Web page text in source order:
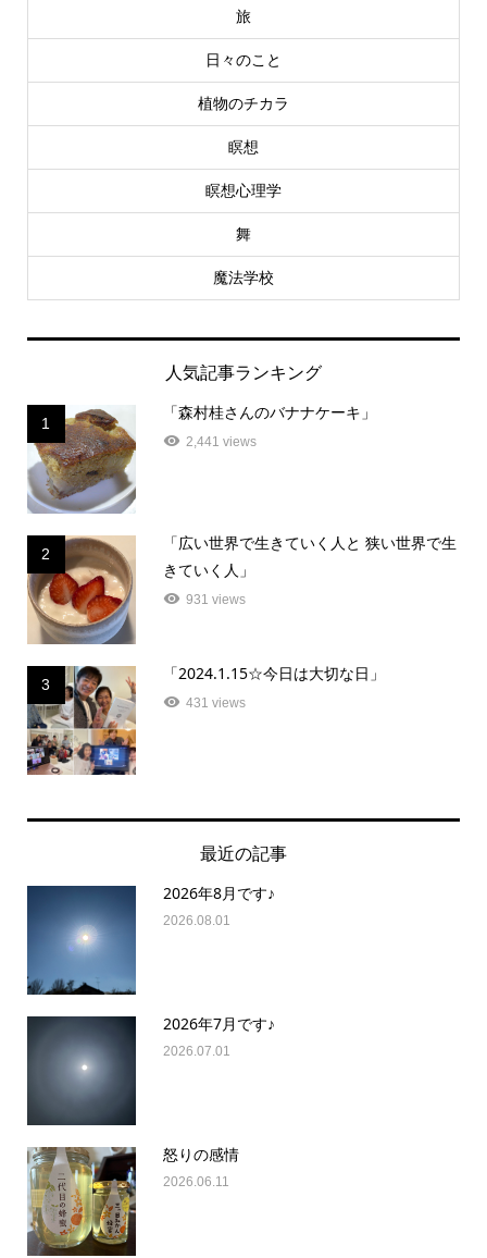
旅
日々のこと
植物のチカラ
瞑想
瞑想心理学
舞
魔法学校
人気記事ランキング
1
「森村桂さんのバナナケーキ」
2,441 views
2
「広い世界で生きていく人と 狭い世界で生
きていく人」
931 views
3
「2024.1.15☆今日は大切な日」
431 views
最近の記事
2026年8月です♪
2026.08.01
2026年7月です♪
2026.07.01
怒りの感情
2026.06.11